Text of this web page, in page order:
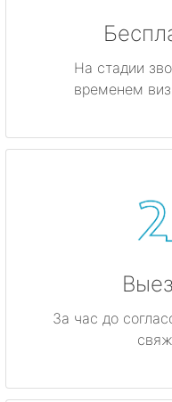
На стадии
временем
За час до